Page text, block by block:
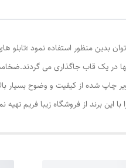
منظور استفاده نمود ؛تابلو های
متر و همچنین نمای کناری آنها نیز 2 سانتی متر می
این برند از فروشگاه زیبا فریم تهیه